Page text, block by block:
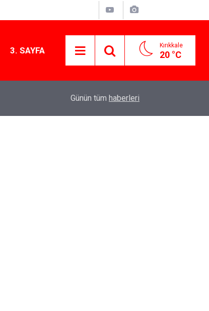
3. SAYFA Kırıkkale
20 °C
Kırıkkale'de çekiciye çarpan kamyon hurdaya
Günün tüm haberleri